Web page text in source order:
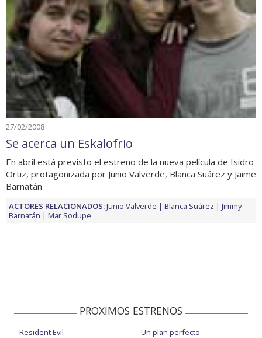
27/02/2008
Se acerca un Eskalofrio
En abril está previsto el estreno de la nueva película de Isidro
Ortiz, protagonizada por Junio Valverde, Blanca Suárez y Jaime
Barnatán
ACTORES RELACIONADOS:Junio Valverde Blanca Suárez
Jimmy
Barnatán
Mar Sodupe
PROXIMOS ESTRENOS
Resident Evil
Un plan perfecto